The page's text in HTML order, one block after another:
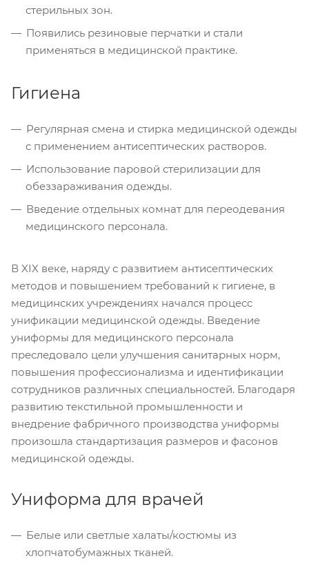
стерильных зон.
Появились резиновые перчатки и стали
применяться в медицинской практике.
Гигиена
Регулярная смена и стирка медицинской одежды
с применением антисептических растворов.
Использование паровой стерилизации для
обеззараживания одежды.
Введение отдельных комнат для переодевания
медицинского персонала.
В XIX веке, наряду с развитием антисептических
методов и повышением требований к гигиене, в
медицинских учреждениях начался процесс
унификации медицинской одежды. Введение
униформы для медицинского персонала
преследовало цели улучшения санитарных норм,
повышения профессионализма и идентификации
сотрудников различных специальностей. Благодаря
развитию текстильной промышленности и
внедрение фабричного производства униформы
произошла стандартизация размеров и фасонов
медицинской одежды.
Униформа для врачей
Белые или светлые халаты/костюмы из
хлопчатобумажных тканей.